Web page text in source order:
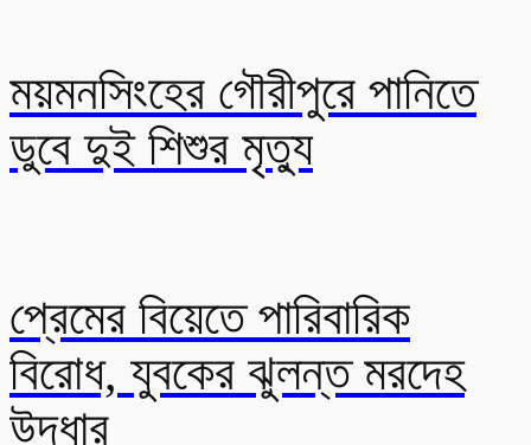
ময়মনসিংহের গৌরীপুরে পানিতে
ডুবে দুই শিশুর মৃত্যু
প্রেমের বিয়েতে পারিবারিক
বিরোধ, যুবকের ঝুলন্ত মরদেহ
উদ্ধার